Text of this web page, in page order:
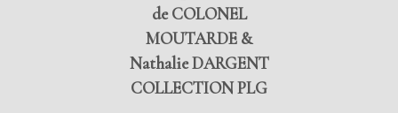
de COLONEL
MOUTARDE &
Nathalie DARGENT
COLLECTION PLG